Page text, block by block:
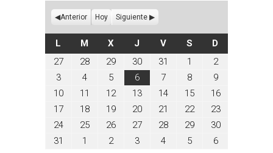
Anterior Hoy Siguiente
L LUNES
M MARTES
XMIÉRCOLES
J JUEVES
VVIERNES
SSÁBADO
D
27julio
28julio
29julio
29,
30julio
30,
31 1
agosto
2026
2agosto
2,
2026
3agosto
3,
2026
4agosto
4,
2026
5agosto
5,
2026
6agosto
6,
2026
7agosto
7,
2026
8agosto
8,
2026
9agosto
9,
2026
10agosto
10,
11
agosto
2026
12agosto
2026
13agosto
2026
14agosto
2026
15agosto
2026
16agosto
2026
17agosto
2026
18agosto
18,
2026
19agosto
2026
20agosto
20,
2026
21
agosto
2026
22agosto
2026
23agosto
23,
2026
24agosto
25agosto
26agosto
27agosto
28agosto
29agosto
30agosto
31
agosto
1
septiembre
2septiembre
3septiembre
4septiembre
5septiembre
6septiembre